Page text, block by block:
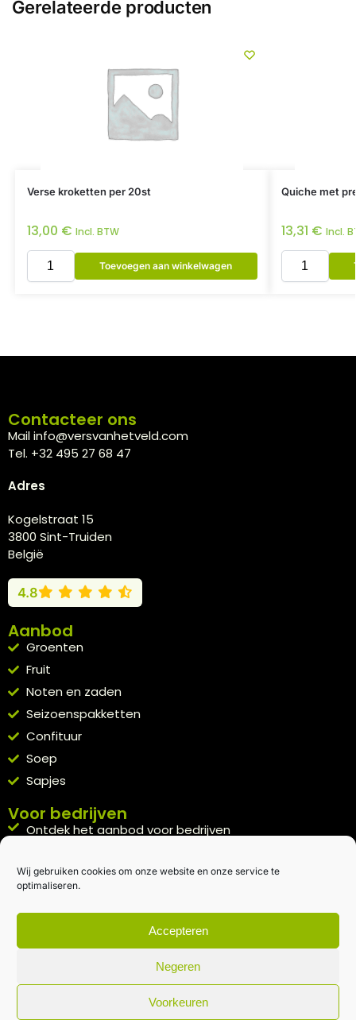
Wij gebruiken cookies om onze website en onze service te
optimaliseren.
Accepteren
Negeren
Voorkeuren
Gerelateerde producten
Verse kroketten per 20st
13,00 € Incl. BTW
Toevoegen aan winkelwagen
Quiche met
13,31 € Incl.
Contacteer ons
Mail info@versvanhetveld.com
Tel. +32 495 27 68 47
Adres
Kogelstraat 15
3800 Sint-Truiden
België
4.8
Aanbod
Groenten
Fruit
Noten en zaden
Seizoenspakketten
Confituur
Soep
Sapjes
Voor bedrijven
Ontdek het aanbod voor bedrijven
Kennismakingspakket aanvragen
Blijft op de hoogte
Rechtstreeks van het veld naar je inbox.
Inschrijven nieuwsbrief